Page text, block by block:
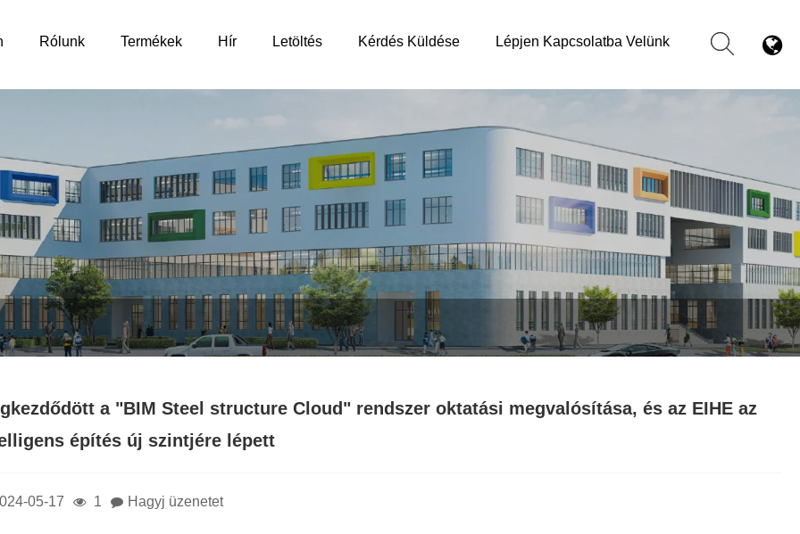
Rólunk Termékek Hír Letöltés Kérdés Küldése Lépjen Kapcsolatba Velünk
a "BIM Steel structure Cloud" rendszer oktatási megvalósítása, és az EIHE az
építés új szintjére lépett
05-17 1 Hagyj üzenetet